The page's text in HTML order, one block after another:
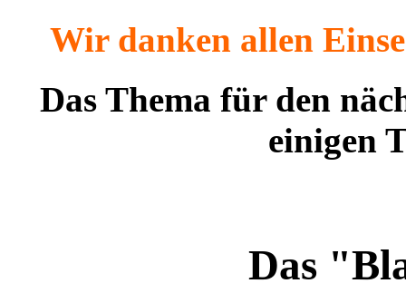
Wir danken allen
Das Thema für den
einigen
Das